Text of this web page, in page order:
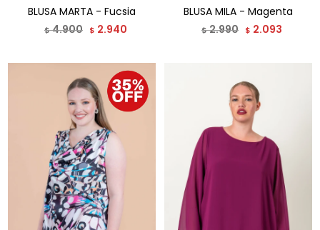
BLUSA MARTA - Fucsia
$4.900 $ 2.940
BLUSA MILA - Magenta
$2.990 $ 2.093